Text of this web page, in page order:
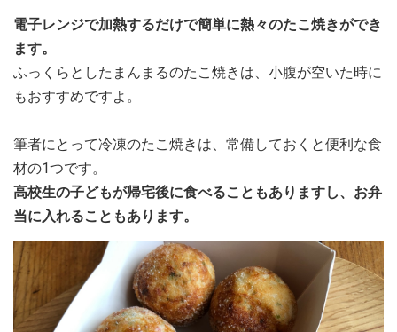
電子レンジで加熱するだけで簡単に熱々のたこ焼きができ
ます。
ふっくらとしたまんまるのたこ焼きは、小腹が空いた時に
もおすすめですよ。
筆者にとって冷凍のたこ焼きは、常備しておくと便利な食
材の1つです。
高校生の子どもが帰宅後に食べることもありますし、お弁
当に入れることもあります。